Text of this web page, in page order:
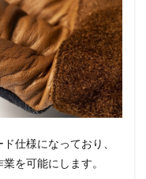
仕様になっており、
を可能にします。